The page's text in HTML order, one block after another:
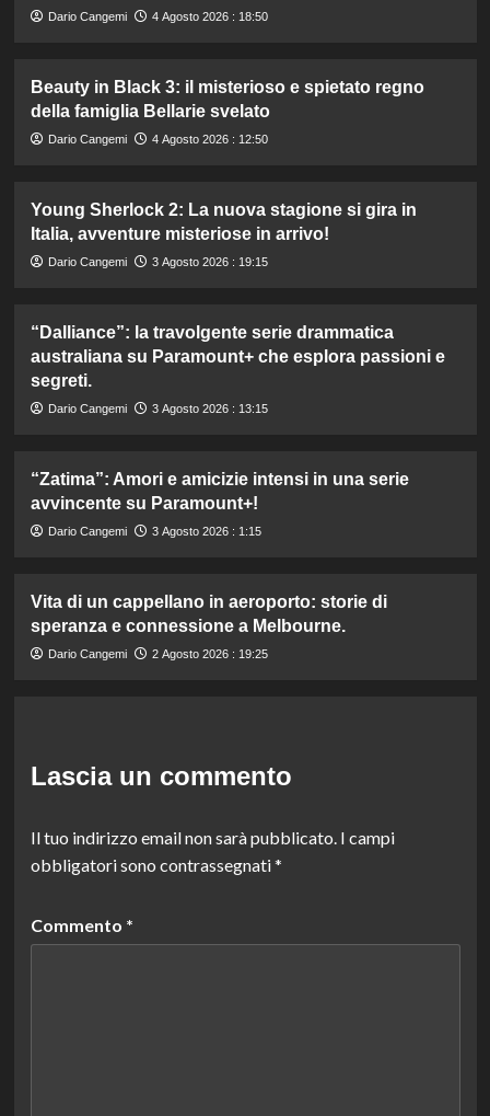
Dario Cangemi 4 Agosto 2026 : 18:50
Beauty in Black 3: il misterioso e spietato regno
della famiglia Bellarie svelato
Dario Cangemi 4 Agosto 2026 : 12:50
Young Sherlock 2: La nuova stagione si gira in
Italia, avventure misteriose in arrivo!
Dario Cangemi 3 Agosto 2026 : 19:15
“Dalliance”: la travolgente serie drammatica
australiana su Paramount+ che esplora passioni e
segreti.
Dario Cangemi 3 Agosto 2026 : 13:15
“Zatima”: Amori e amicizie intensi in una serie
avvincente su Paramount+!
Dario Cangemi 3 Agosto 2026 : 1:15
Vita di un cappellano in aeroporto: storie di
speranza e connessione a Melbourne.
Dario Cangemi 2 Agosto 2026 : 19:25
Lascia un commento
Il tuo indirizzo email non sarà pubblicato. I campi
obbligatori sono contrassegnati*
Commento *